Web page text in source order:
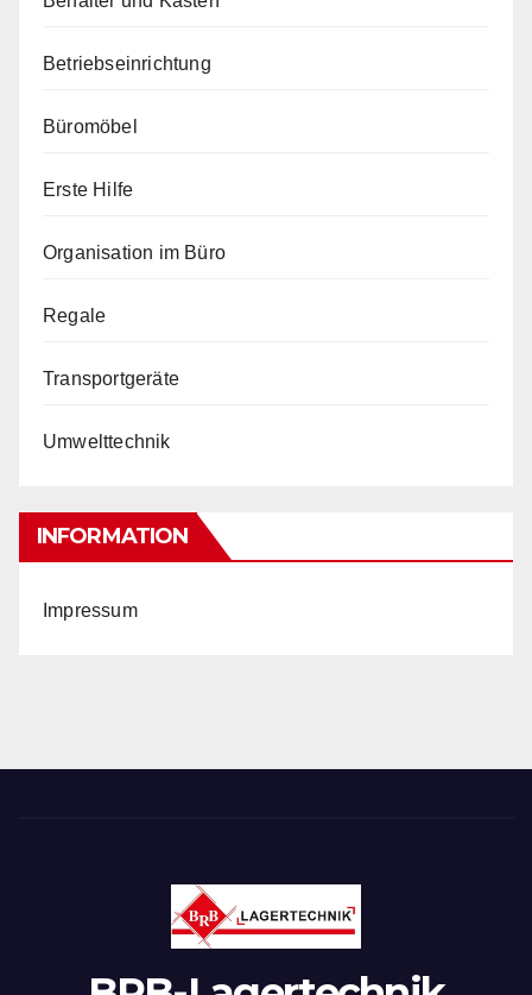
Betriebseinrichtung
Büromöbel
Erste Hilfe
Organisation im Büro
Regale
Transportgeräte
Umwelttechnik
INFORMATION
Impressum